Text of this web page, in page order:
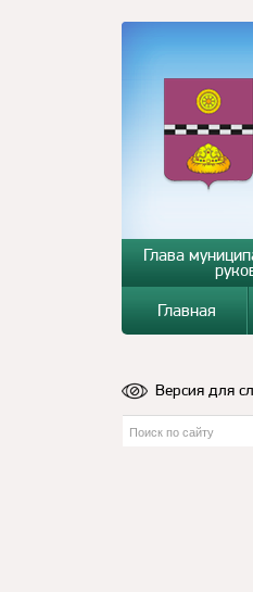
Глава
Главная
Версия для